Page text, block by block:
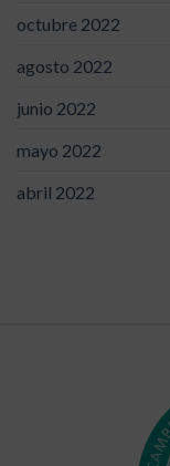
octubre 2022
agosto 2022
junio 2022
mayo 2022
abril 2022